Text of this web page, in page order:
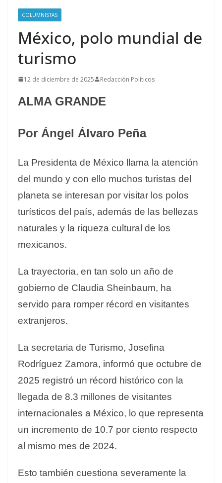
COLUMNISTAS
México, polo mundial de
turismo
12 de diciembre de 2025 Redacción Políticos
ALMA GRANDE
Por Ángel Álvaro Peña
La Presidenta de México llama la atención
del mundo y con ello muchos turistas del
planeta se interesan por visitar los polos
turísticos del país, además de las bellezas
naturales y la riqueza cultural de los
mexicanos.
La trayectoria, en tan solo un año de
gobierno de Claudia Sheinbaum, ha
servido para romper récord en visitantes
extranjeros.
La secretaria de Turismo, Josefina
Rodríguez Zamora, informó que octubre de
2025 registró un récord histórico con la
llegada de 8.3 millones de visitantes
internacionales a México, lo que representa
un incremento de 10.7 por ciento respecto
al mismo mes de 2024.
Esto también cuestiona severamente la